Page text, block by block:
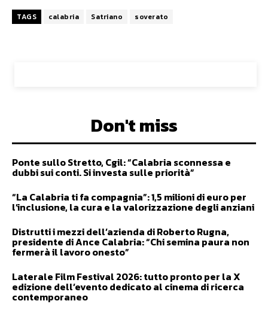
TAGS calabria Satriano soverato
Don't miss
Ponte sullo Stretto, Cgil: “Calabria sconnessa e
dubbi sui conti. Si investa sulle priorità”
“La Calabria ti fa compagnia”: 1,5 milioni di euro per
l’inclusione, la cura e la valorizzazione degli anziani
Distrutti i mezzi dell’azienda di Roberto Rugna,
presidente di Ance Calabria: “Chi semina paura non
fermerà il lavoro onesto”
Laterale Film Festival 2026: tutto pronto per la X
edizione dell’evento dedicato al cinema di ricerca
contemporaneo